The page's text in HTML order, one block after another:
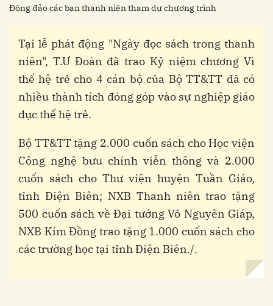
Đông đảo các bạn thanh niên tham dự chương trình
Tại lễ phát động "Ngày đọc sách trong thanh
niên", T.Ư Đoàn đã trao Kỷ niệm chương Vì
thế hệ trẻ cho 4 cán bộ của Bộ TT&TT đã có
nhiều thành tích đóng góp vào sự nghiệp giáo
dục thế hệ trẻ.
Bộ TT&TT tặng 2.000 cuốn sách cho Học viện
Công nghệ bưu chính viễn thông và 2.000
cuốn sách cho Thư viện huyện Tuần Giáo,
tỉnh Điện Biên; NXB Thanh niên trao tặng
500 cuốn sách về Đại tướng Võ Nguyên Giáp,
NXB Kim Đồng trao tặng 1.000 cuốn sách cho
các trường học tại tỉnh Điện Biên./.